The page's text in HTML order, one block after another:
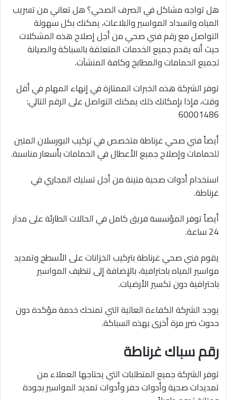
هل تواجه مشاكل في الصرف الصحي؟ هل تعاني من تسريب
المياه وانسداد المواسير والبلاعات، يمكنك بكل سهولة
التواصل مع رقم فني صحي من أجل إصلاح هذه المشكلات
حيث أنه يقدم جميع الخدمات المتعلقة بالسباكة والصيانة
لجميع الحمامات والمطابخ وكافة المنشآت.
توفر الشركة هذه الخبرات الممتازة في إنهاء المهام في أقل
وقت، فإذا بإمكانك ذلك يمكنك التواصل على الرقم التالي:
60001486
أيضاً فني صحي غرناطة متخصص في تركيب البورسلان المتين
للحمامات وإصلاح جميع الأعطال في الحمامات بأسعار مناسبة.
استخدام أدوات صحية متينة من أجل تسليك المجاري في
غرناطة.
أيضاً توفر المؤسسة فريق كامل في الحالات الطارئة على مدار
24 ساعة.
يقوم فني صحي غرناطة بتركيب الخزانات على الأسطح وتمديد
مواسير المياه باحترافية، بالإضافة إلى تنظيف المواسير
باحترافية دون تكسير الأرضيات.
يوجد الشركة الكفاءة العالية التي تمنحك خدمة مؤكدة دون
حدوث ضرر مرة أخرى بهذه السباكة.
رقم سباك غرناطة
توفر الشركة جميع المتطلبات التي يحتاجها العملاء من
تمديدات صحية وأدوات حفر وأدوات تمديد المواسير بجودة